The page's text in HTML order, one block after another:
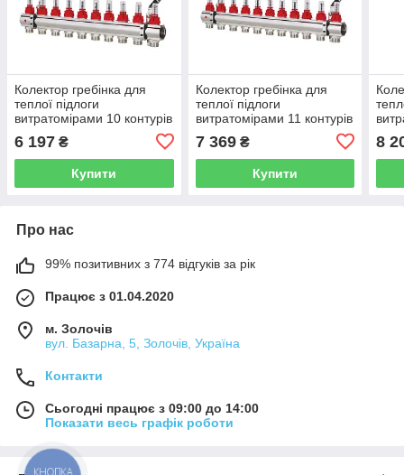
Колектор гребінка для
теплої підлоги
витратомірами 10 контурів
WAYS KR2647
6 197 ₴
Купити
Колектор гребінка для
теплої підлоги
витратомірами 11 контурів
WAYS KR2648
7 369₴
Купити
8
Про нас
99% позитивних з 774 відгуків за рік
Працює з 01.04.2020
м. Золочів
вул. Базарна, 5, Золочів, Україна
Контакти
Сьогодні працює з 09:00 до 14:00
Показати весь графік роботи
КНОПКА